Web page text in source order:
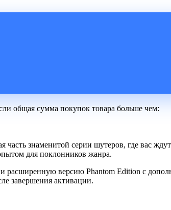
общая сумма покупок товара больше чем:
часть знаменитой серии шутеров, где вас
для поклонников жанра.
и расширенную версию Phantom Edition с
завершения активации.